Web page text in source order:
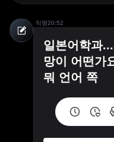
익명20:52
일본어학과
망이 어떤가
뭐 언어 쪽